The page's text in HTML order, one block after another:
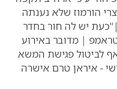
הורמוז שלא נענתה
יש לה חור בחדר
| מדובר באירוע
לביטול פגישת המשא
- איראן טרם אישרה